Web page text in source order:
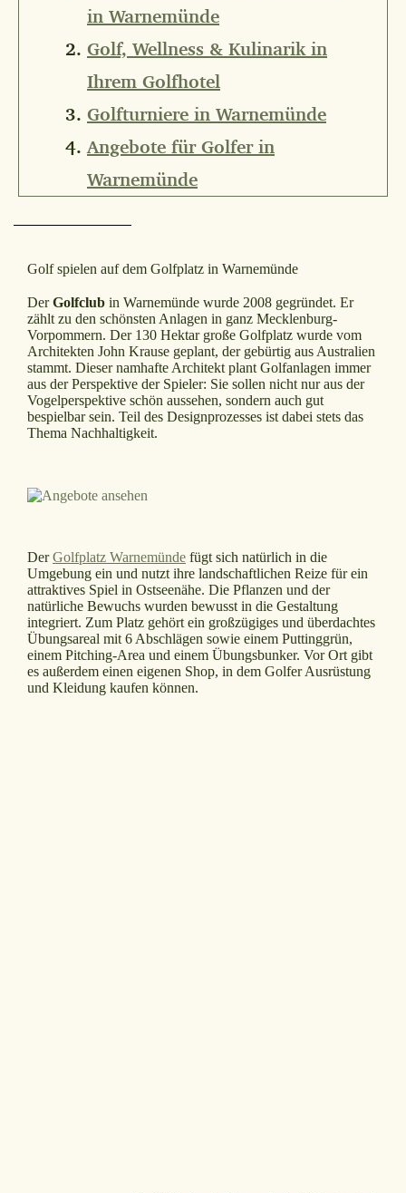
in Warnemünde
Golf, Wellness & Kulinarik in
Ihrem Golfhotel
Golfturniere in Warnemünde
Angebote für Golfer in
Warnemünde
Golf spielen auf dem Golfplatz in Warnemünde
DerGolfclub in Warnemünde wurde 2008 gegründet. Er
zählt zu den schönsten Anlagen in ganz Mecklenburg-
Vorpommern. Der 130 Hektar große Golfplatz wurde vom
Architekten John Krause geplant, der gebürtig aus Australien
stammt. Dieser namhafte Architekt plant Golfanlagen immer
aus der Perspektive der Spieler: Sie sollen nicht nur aus der
Vogelperspektive schön aussehen, sondern auch gut
bespielbar sein. Teil des Designprozesses ist dabei stets das
Thema Nachhaltigkeit.
DerGolfplatz Warnemünde fügt sich natürlich in die
Umgebung ein und nutzt ihre landschaftlichen Reize für ein
attraktives Spiel in Ostseenähe. Die Pflanzen und der
natürliche Bewuchs wurden bewusst in die Gestaltung
integriert. Zum Platz gehört ein großzügiges und überdachtes
Übungsareal mit 6 Abschlägen sowie einem Puttinggrün,
einem Pitching-Area und einem Übungsbunker. Vor Ort gibt
es außerdem einen eigenen Shop, in dem Golfer Ausrüstung
und Kleidung kaufen können.